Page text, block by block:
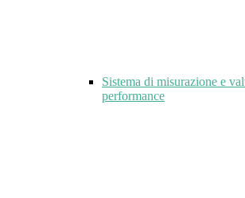
Sistema di misurazione e
performance